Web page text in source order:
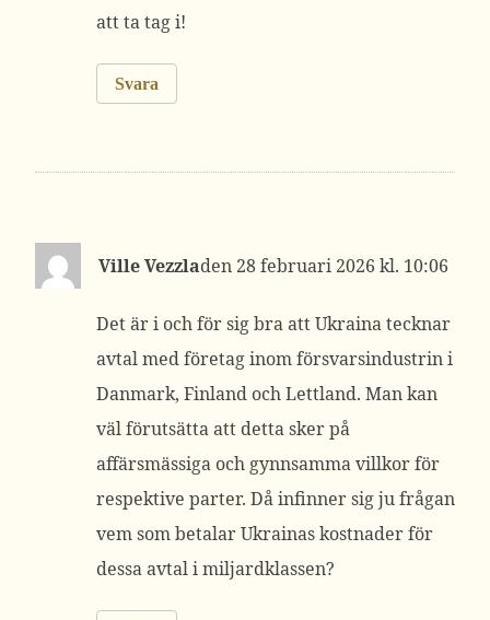
att ta tag i!
Svara
Ville Vezzla 28 februari 2026 kl. 10:06
Det är i och för sig bra att Ukraina tecknar
avtal med företag inom försvarsindustrin i
Danmark, Finland och Lettland. Man kan
väl förutsätta att detta sker på
affärsmässiga och gynnsamma villkor för
respektive parter. Då infinner sig ju frågan
vem som betalar Ukrainas kostnader för
dessa avtal i miljardklassen?